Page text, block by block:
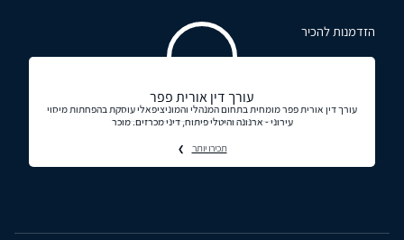
הזדמנות להכיר
עורך דין אורית פפר
עורך דין אורית פפר מומחית בתחום המנהלי והמוניציפאלי עוסקת בהפחתות מיסוי
עירוני - ארנונה והיטלי פיתוח, דיני מכרזים. מוכר
תכירו יותר